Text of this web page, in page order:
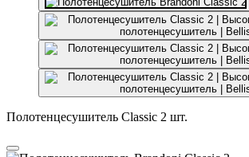
Полотенцесушитель Classic 2 шт.